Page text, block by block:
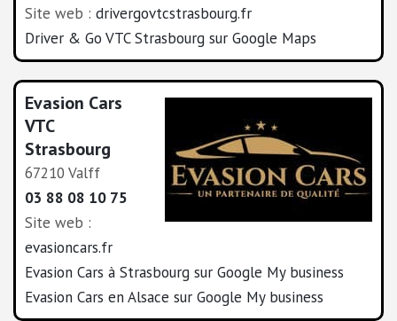
Site web : drivergovtcstrasbourg.fr
Driver & Go VTC Strasbourg sur Google Maps
Evasion Cars
VTC
Strasbourg
67210 Valff
03 88 08 10 75
Site web :
evasioncars.fr
Evasion Cars à Strasbourg sur Google My business
Evasion Cars en Alsace sur Google My business